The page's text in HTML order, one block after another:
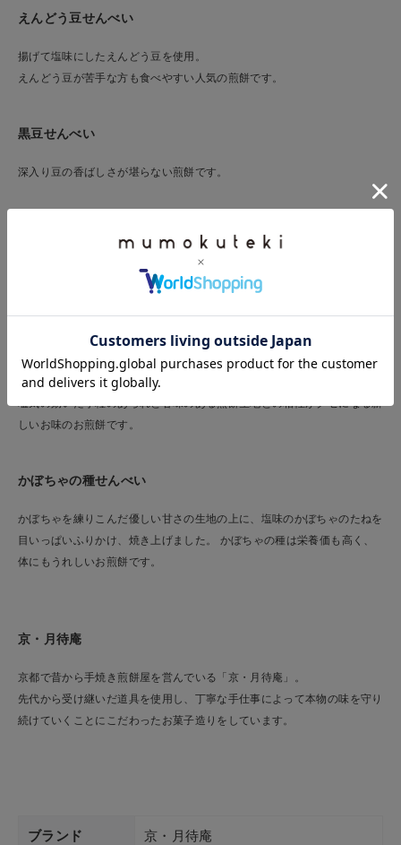
えんどう豆せんべい
揚げて塩味にしたえんどう豆を使用。
えんどう豆が苦手な方も食べやすい人気の煎餅です。
黒豆せんべい
深入り豆の香ばしさが堪らない煎餅です。
卵を使った口当たりの柔らかい生地に焙煎した玄米をたっぷり乗せまし
ぶぶあられせんべい
塩気の効いた小粒のあられと甘味のある煎餅生地との相性がクセになる新
しいお味のお煎餅です。
かぼちゃの種せんべい
かぼちゃを練りこんだ優しい甘さの生地の上に、塩味のかぼちゃのたねを
目いっぱいふりかけ、焼き上げました。 かぼちゃの種は栄養価も高く、
体にもうれしいお煎餅です。
京・月待庵
京都で昔から手焼き煎餅屋を営んでいる「京・月待庵」。
先代から受け継いだ道具を使用し、丁寧な手仕事によって本物の味を守り
続けていくことにこだわったお菓子造りをしています。
ブランド 京・月待庵